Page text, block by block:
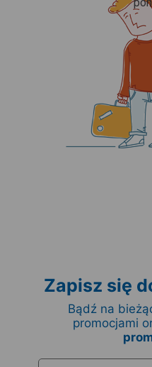
Zapisz się
Bądź na
promocjami